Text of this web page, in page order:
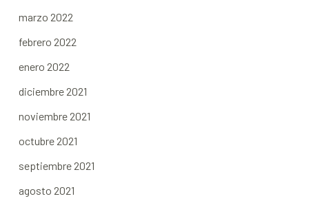
marzo 2022
febrero 2022
enero 2022
diciembre 2021
noviembre 2021
octubre 2021
septiembre 2021
agosto 2021